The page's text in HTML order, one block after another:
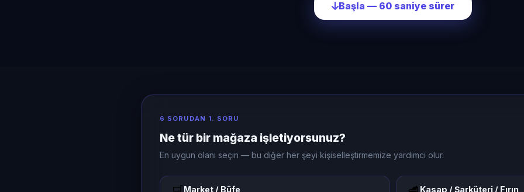
Başla — 60 saniye sürer
6 SORUDAN 1. SORU
Ne tür bir mağaza işletiyorsunuz?
En uygun olanı seçin — bu diğer her şeyi kişiselleştirmemize yardımcı olur.
Market / Büfe Kasap / Şarküteri / Fırın